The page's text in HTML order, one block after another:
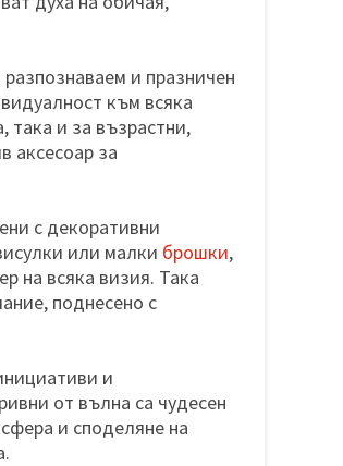
и празничен
към всяка
така и за възрастни,
аксесоар за
с декоративни
или малки брошки,
на всяка визия. Така
поднесено с
и
от вълна са чудесен
и споделяне на